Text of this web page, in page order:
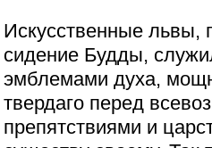
Искусственные
сидение Будды,
эмблемами духа,
твердаго перед
препятствиями и